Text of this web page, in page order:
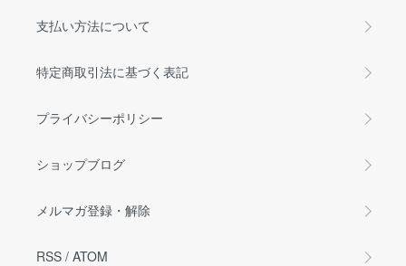
支払い方法について
特定商取引法に基づく表記
プライバシーポリシー
ショップブログ
メルマガ登録・解除
RSS / ATOM